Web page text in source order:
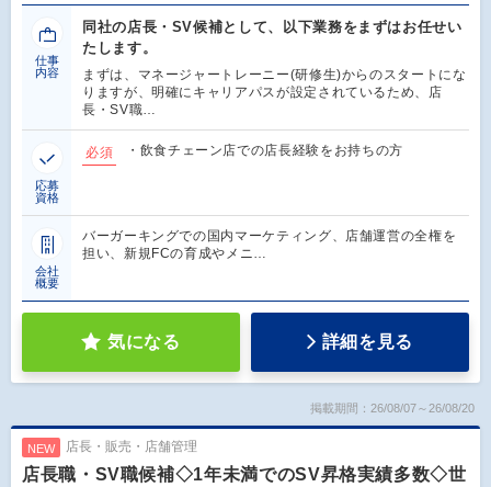
仕事
内容
同社の店長・SV候補として、以下業務をまずはお任せい
たします。
まずは、マネージャートレーニー(研修生)からのスタートにな
りますが、明確にキャリアパスが設定されているため、店
長・SV職…
応募
資格
必須 ・飲食チェーン店での店長経験をお持ちの方
会社
概要
バーガーキングでの国内マーケティング、店舗運営の全権を
担い、新規FCの育成やメニ…
気になる 詳細を見る
掲載期間：26/08/07～26/08/20
NEW 店長・販売・店舗管理
店長職・SV職候補◇1年未満でのSV昇格実績多数◇世